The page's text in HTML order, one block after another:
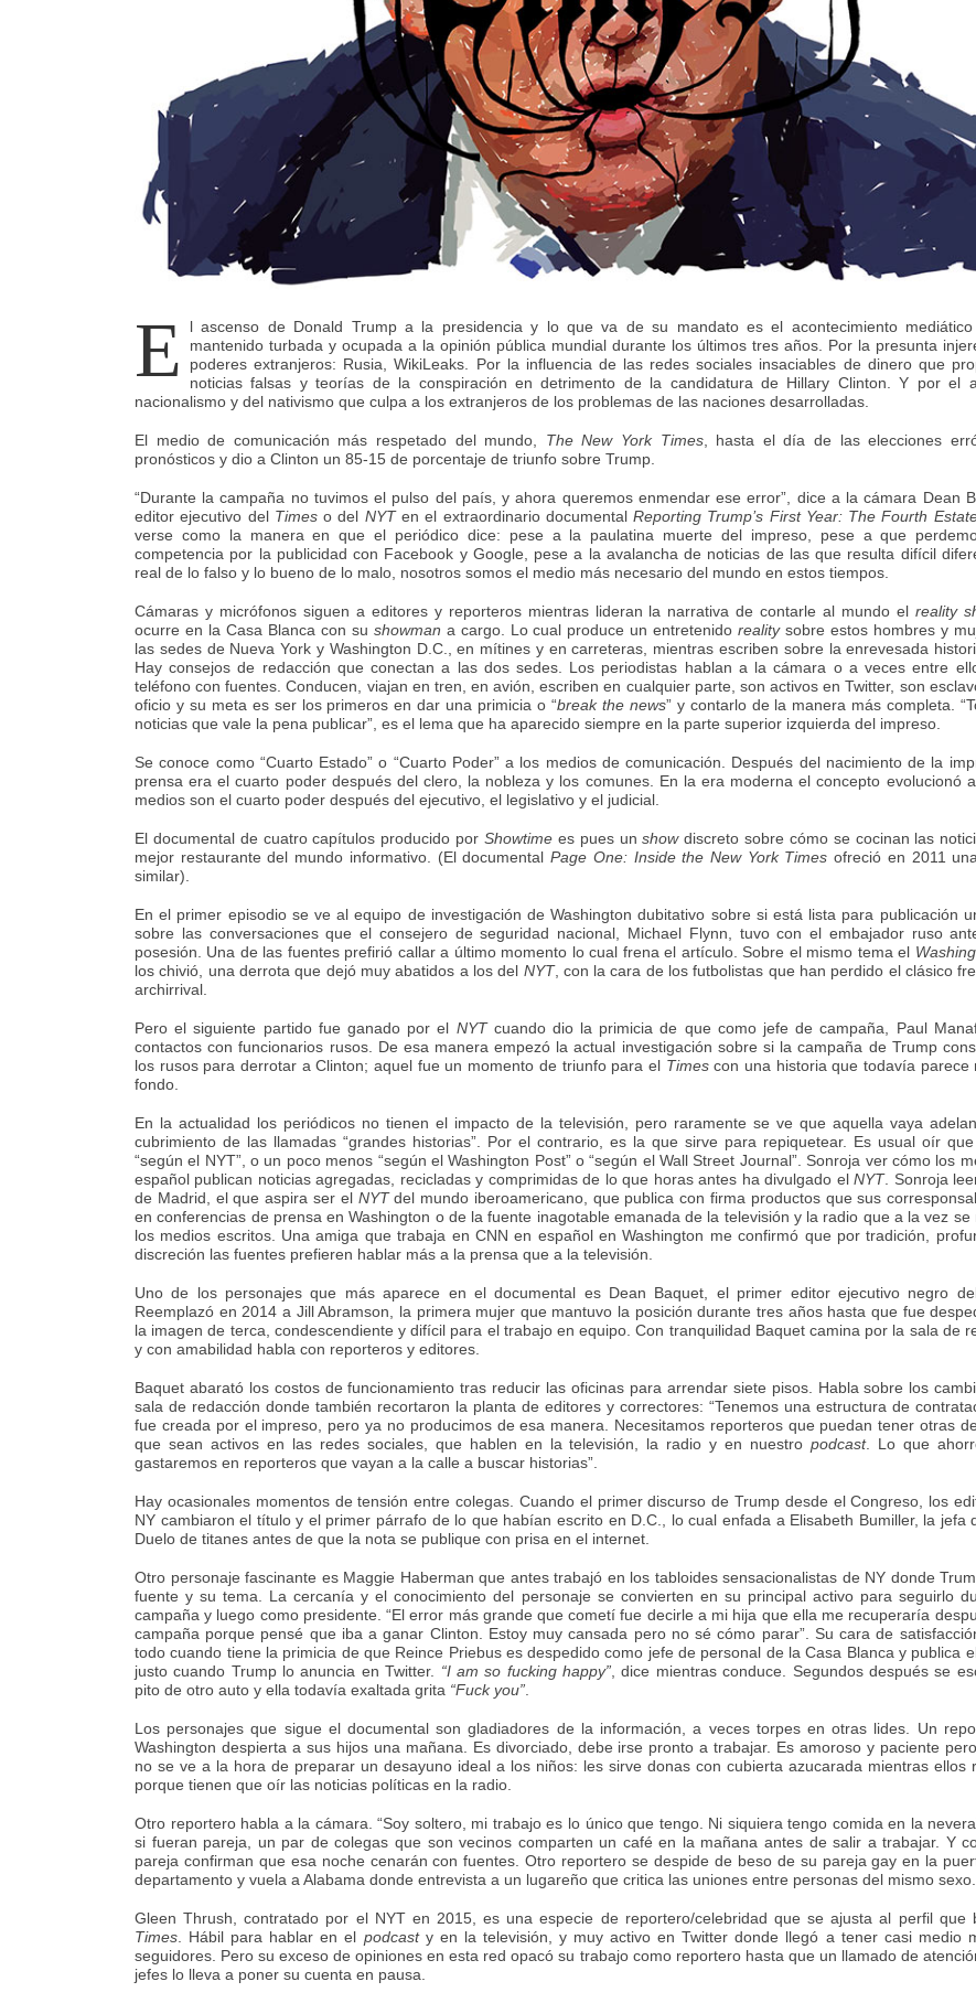
E
l ascenso de Donald Trump a la presidencia y lo que va de su mandato es el acontecimiento
mantenido turbada y ocupada a la opinión pública mundial durante los últimos tres años. Por la presunta
poderes extranjeros: Rusia, WikiLeaks. Por la influencia de las redes sociales insaciables de dinero que
noticias falsas y teorías de la conspiración en detrimento de la candidatura de Hillary Clinton. Y por el
nacionalismo y del nativismo que culpa a los extranjeros de los problemas de las naciones desarrolladas.
El medio de comunicación más respetado del mundo, The New York Times, hasta el día de las elecciones
pronósticos y dio a Clinton un 85-15 de porcentaje de triunfo sobre Trump.
“Durante la campaña no tuvimos el pulso del país, y ahora queremos enmendar ese error”, dice a la cámara Dean
editor ejecutivo del Timeso del NYTen el extraordinario documentalReporting Trump’s First Year: The Fourth
verse como la manera en que el periódico dice: pese a la paulatina muerte del impreso, pese a que
competencia por la publicidad con Facebook y Google, pese a la avalancha de noticias de las que resulta difícil
real de lo falso y lo bueno de lo malo, nosotros somos el medio más necesario del mundo en estos tiempos.
Cámaras y micrófonos siguen a editores y reporteros mientras lideran la narrativa de contarle al mundo elreality
ocurre en la Casa Blanca con su showman a cargo. Lo cual produce un entretenidorealitysobre estos hombres y
las sedes de Nueva York y Washington D.C., en mítines y en carreteras, mientras escriben sobre la enrevesada
Hay consejos de redacción que conectan a las dos sedes. Los periodistas hablan a la cámara o a veces entre
teléfono con fuentes. Conducen, viajan en tren, en avión, escriben en cualquier parte, son activos en Twitter, son
oficio y su meta es ser los primeros en dar una primicia o “break the news” y contarlo de la manera más completa.
noticias que vale la pena publicar”, es el lema que ha aparecido siempre en la parte superior izquierda del impreso.
Se conoce como “Cuarto Estado” o “Cuarto Poder” a los medios de comunicación. Después del nacimiento de la
prensa era el cuarto poder después del clero, la nobleza y los comunes. En la era moderna el concepto evolucionó
medios son el cuarto poder después del ejecutivo, el legislativo y el judicial.
El documental de cuatro capítulos producido por Showtimees pues unshowdiscreto sobre cómo se cocinan las
mejor restaurante del mundo informativo. (El documentalPage One: Inside the New York Times ofreció en 2011
similar).
En el primer episodio se ve al equipo de investigación de Washington dubitativo sobre si está lista para publicación
sobre las conversaciones que el consejero de seguridad nacional, Michael Flynn, tuvo con el embajador ruso
posesión. Una de las fuentes prefirió callar a último momento lo cual frena el artículo. Sobre el mismo tema el
los chivió, una derrota que dejó muy abatidos a los del NYT, con la cara de los futbolistas que han perdido el clásico
archirrival.
Pero el siguiente partido fue ganado por el NYTcuando dio la primicia de que como jefe de campaña, Paul
contactos con funcionarios rusos. De esa manera empezó la actual investigación sobre si la campaña de Trump
los rusos para derrotar a Clinton; aquel fue un momento de triunfo para el Timescon una historia que todavía parece
fondo.
En la actualidad los periódicos no tienen el impacto de la televisión, pero raramente se ve que aquella vaya
cubrimiento de las llamadas “grandes historias”. Por el contrario, es la que sirve para repiquetear. Es usual oír
“según el NYT”, o un poco menos “según el Washington Post” o “según el Wall Street Journal”. Sonroja ver cómo los
español publican noticias agregadas, recicladas y comprimidas de lo que horas antes ha divulgado elNYT. Sonroja
de Madrid, el que aspira ser el NYTdel mundo iberoamericano, que publica con firma productos que sus
en conferencias de prensa en Washington o de la fuente inagotable emanada de la televisión y la radio que a la vez se
los medios escritos. Una amiga que trabaja en CNN en español en Washington me confirmó que por tradición,
discreción las fuentes prefieren hablar más a la prensa que a la televisión.
Uno de los personajes que más aparece en el documental es Dean Baquet, el primer editor ejecutivo negro
Reemplazó en 2014 a Jill Abramson, la primera mujer que mantuvo la posición durante tres años hasta que fue
la imagen de terca, condescendiente y difícil para el trabajo en equipo. Con tranquilidad Baquet camina por la sala de
y con amabilidad habla con reporteros y editores.
Baquet abarató los costos de funcionamiento tras reducir las oficinas para arrendar siete pisos. Habla sobre los
sala de redacción donde también recortaron la planta de editores y correctores: “Tenemos una estructura de
fue creada por el impreso, pero ya no producimos de esa manera. Necesitamos reporteros que puedan tener otras
que sean activos en las redes sociales, que hablen en la televisión, la radio y en nuestropodcast. Lo que
gastaremos en reporteros que vayan a la calle a buscar historias”.
Hay ocasionales momentos de tensión entre colegas. Cuando el primer discurso de Trump desde el Congreso, los
NY cambiaron el título y el primer párrafo de lo que habían escrito en D.C., lo cual enfada a Elisabeth Bumiller, la jefa
Duelo de titanes antes de que la nota se publique con prisa en el internet.
Otro personaje fascinante es Maggie Haberman que antes trabajó en los tabloides sensacionalistas de NY donde
fuente y su tema. La cercanía y el conocimiento del personaje se convierten en su principal activo para seguirlo
campaña y luego como presidente. “El error más grande que cometí fue decirle a mi hija que ella me recuperaría
campaña porque pensé que iba a ganar Clinton. Estoy muy cansada pero no sé cómo parar”. Su cara de
todo cuando tiene la primicia de que Reince Priebus es despedido como jefe de personal de la Casa Blanca y publica
justo cuando Trump lo anuncia en Twitter. “I am so fucking happy” , dice mientras conduce. Segundos después se
pito de otro auto y ella todavía exaltada grita “Fuck you”
Los personajes que sigue el documental son gladiadores de la información, a veces torpes en otras lides. Un
Washington despierta a sus hijos una mañana. Es divorciado, debe irse pronto a trabajar. Es amoroso y paciente
no se ve a la hora de preparar un desayuno ideal a los niños: les sirve donas con cubierta azucarada mientras ellos
porque tienen que oír las noticias políticas en la radio.
Otro reportero habla a la cámara. “Soy soltero, mi trabajo es lo único que tengo. Ni siquiera tengo comida en la
si fueran pareja, un par de colegas que son vecinos comparten un café en la mañana antes de salir a trabajar. Y
pareja confirman que esa noche cenarán con fuentes. Otro reportero se despide de beso de su pareja gay en la
departamento y vuela a Alabama donde entrevista a un lugareño que critica las uniones entre personas del mismo sexo.
Gleen Thrush, contratado por el NYT en 2015, es una especie de reportero/celebridad que se ajusta al perfil que
Times . Hábil para hablar en el podcasty en la televisión, y muy activo en Twitter donde llegó a tener casi medio
seguidores. Pero su exceso de opiniones en esta red opacó su trabajo como reportero hasta que un llamado de
jefes lo lleva a poner su cuenta en pausa.